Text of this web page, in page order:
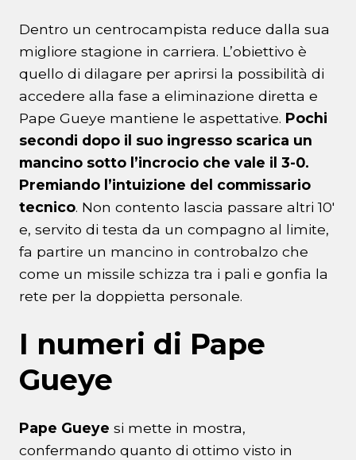
Dentro un centrocampista reduce dalla sua
migliore stagione in carriera. L’obiettivo è
quello di dilagare per aprirsi la possibilità di
accedere alla fase a eliminazione diretta e
Pape Gueye mantiene le aspettative. Pochi
secondi dopo il suo ingresso scarica un
mancino sotto l’incrocio che vale il 3-0.
Premiando l’intuizione del commissario
tecnico. Non contento lascia passare altri 10′
e, servito di testa da un compagno al limite,
fa partire un mancino in controbalzo che
come un missile schizza tra i pali e gonfia la
rete per la doppietta personale.
I numeri di Pape
Gueye
Pape Gueye si mette in mostra,
confermando quanto di ottimo visto in